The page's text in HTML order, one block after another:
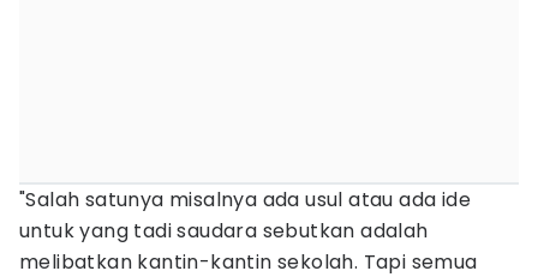
"Salah satunya misalnya ada usul atau ada ide
untuk yang tadi saudara sebutkan adalah
melibatkan kantin-kantin sekolah. Tapi semua